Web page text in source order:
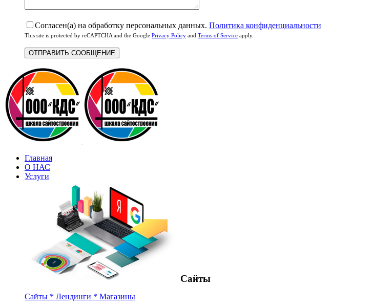
Согласен(а) на обработку персональных данных. Политика конфиденциальности
This site is protected by reCAPTCHA and the Google Privacy Policy and Terms of Service apply.
Главная
О НАС
Услуги
Сайты
Сайты * Лендинги * Магазины